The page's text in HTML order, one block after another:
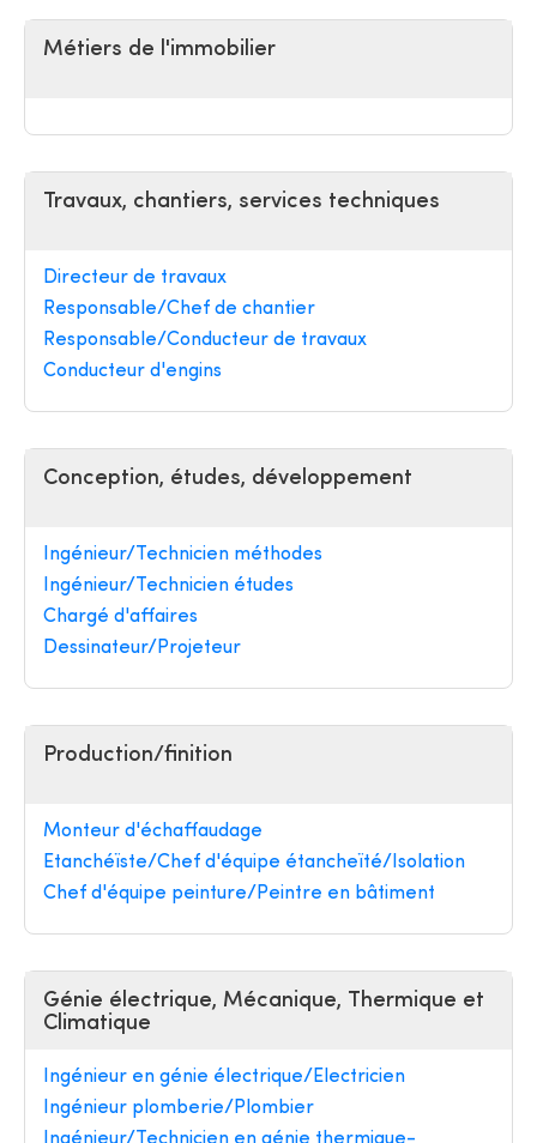
Métiers de l'immobilier
Travaux, chantiers, services techniques
Directeur de travaux
Responsable/Chef de chantier
Responsable/Conducteur de travaux
Conducteur d'engins
Conception, études, développement
Ingénieur/Technicien méthodes
Ingénieur/Technicien études
Chargé d'affaires
Dessinateur/Projeteur
Production/finition
Monteur d'échaffaudage
Etanchéïste/Chef d'équipe étancheïté/Isolation
Chef d'équipe peinture/Peintre en bâtiment
Génie électrique, Mécanique, Thermique et
Climatique
Ingénieur en génie électrique/Electricien
Ingénieur plomberie/Plombier